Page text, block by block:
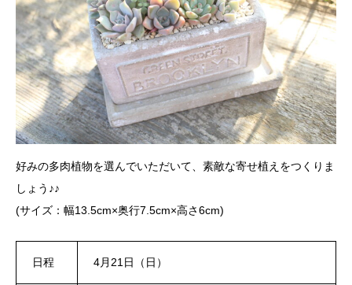
好みの多肉植物を選んでいただいて、素敵な寄せ植えをつくりま
しょう♪♪
(サイズ：幅13.5cm×奥行7.5cm×高さ6cm)
日程 4月21日（日）